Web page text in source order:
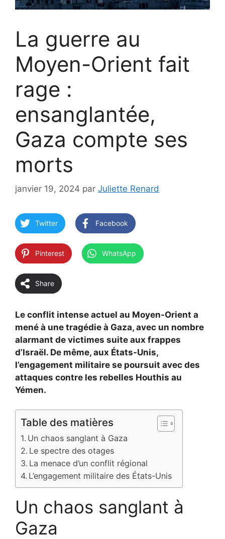
La guerre au
Moyen-Orient fait
rage :
ensanglantée,
Gaza compte ses
morts
janvier 19, 2024 par Juliette Renard
Twitter Facebook
Pinterest WhatsApp
Share
Le conflit intense actuel au Moyen-Orient a
mené à une tragédie à Gaza, avec un nombre
alarmant de victimes suite aux frappes
d’Israël. De même, aux États-Unis,
l’engagement militaire se poursuit avec des
attaques contre les rebelles Houthis au
Yémen.
Table des matières
Un chaos sanglant à Gaza
Le spectre des otages
La menace d’un conflit régional
L’engagement militaire des États-Unis
Un chaos sanglant à
Gaza